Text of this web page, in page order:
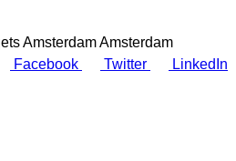
Amsterdam
Facebook Twitter LinkedIn